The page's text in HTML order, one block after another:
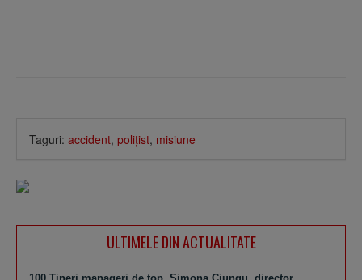
Taguri: accident, poliţist, misiune
ULTIMELE DIN ACTUALITATE